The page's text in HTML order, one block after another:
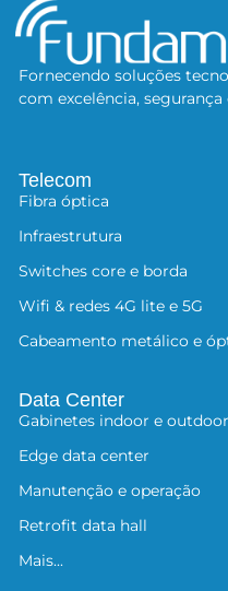
Fornecendo soluções
com excelência,
Telecom
Fibra óptica
Infraestrutura
Switches core e borda
Wifi & redes 4G lite e 5G
Cabeamento metálico e
Data Center
Gabinetes indoor e outdoor
Edge data center
Manutenção e operação
Retrofit data hall
Mais...